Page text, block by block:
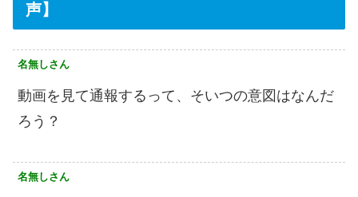
声】
名無しさん
動画を見て通報するって、そいつの意図はなんだ
ろう？
名無しさん